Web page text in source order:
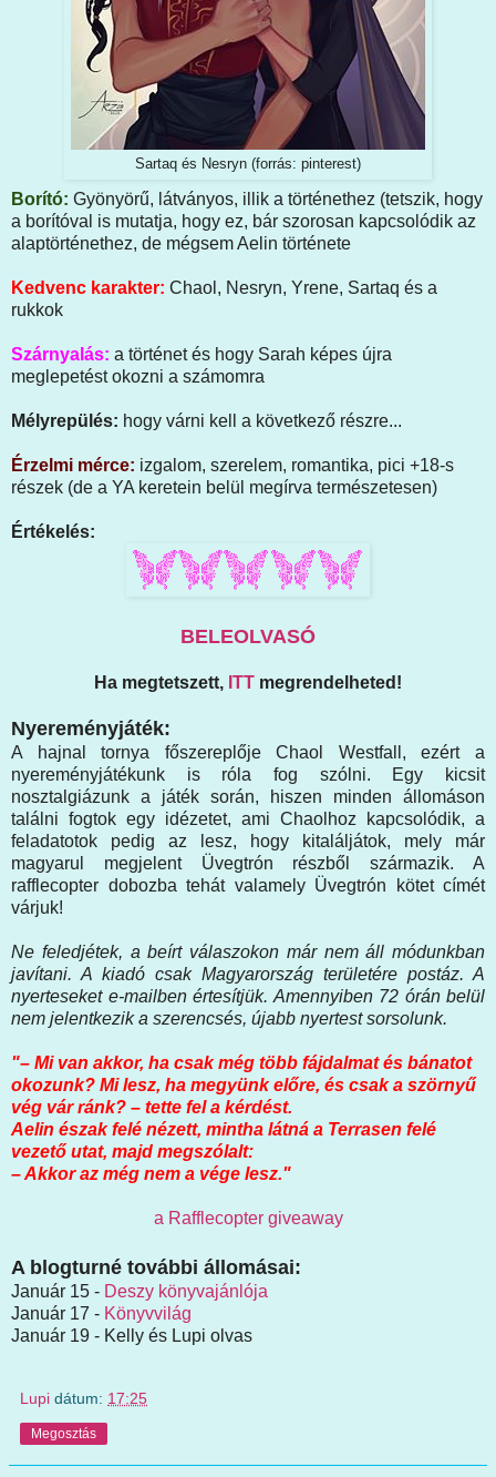
Sartaq és Nesryn (forrás: pinterest)
Borító: Gyönyörű, látványos, illik a történethez (tetszik, hogy
a borítóval is mutatja, hogy ez, bár szorosan kapcsolódik az
alaptörténethez, de mégsem Aelin története
Kedvenc karakter: Chaol, Nesryn, Yrene, Sartaq és a
rukkok
Szárnyalás: a történet és hogy Sarah képes újra
meglepetést okozni a számomra
Mélyrepülés: hogy várni kell a következő részre...
Érzelmi mérce: izgalom, szerelem, romantika, pici +18-s
részek (de a YA keretein belül megírva természetesen)
Értékelés:
BELEOLVASÓ
Ha megtetszett, ITT megrendelheted!
Nyereményjáték:
A hajnal tornya főszereplője Chaol Westfall, ezért a
nyereményjátékunk is róla fog szólni. Egy kicsit
nosztalgiázunk a játék során, hiszen minden állomáson
találni fogtok egy idézetet, ami Chaolhoz kapcsolódik, a
feladatotok pedig az lesz, hogy kitaláljátok, mely már
magyarul megjelent Üvegtrón részből származik. A
rafflecopter dobozba tehát valamely Üvegtrón kötet címét
várjuk!
Ne feledjétek, a beírt válaszokon már nem áll módunkban
javítani. A kiadó csak Magyarország területére postáz. A
nyerteseket e-mailben értesítjük. Amennyiben 72 órán belül
nem jelentkezik a szerencsés, újabb nyertest sorsolunk.
"– Mi van akkor, ha csak még több fájdalmat és bánatot
okozunk? Mi lesz, ha megyünk előre, és csak a szörnyű
vég vár ránk? – tette fel a kérdést.
Aelin észak felé nézett, mintha látná a Terrasen felé
vezető utat, majd megszólalt:
– Akkor az még nem a vége lesz."
a Rafflecopter giveaway
A blogturné további állomásai:
Január 15 - Deszy könyvajánlója
Január 17 - Könyvvilág
Január 19 - Kelly és Lupi olvas
Lupi dátum: 17:25
Megosztás